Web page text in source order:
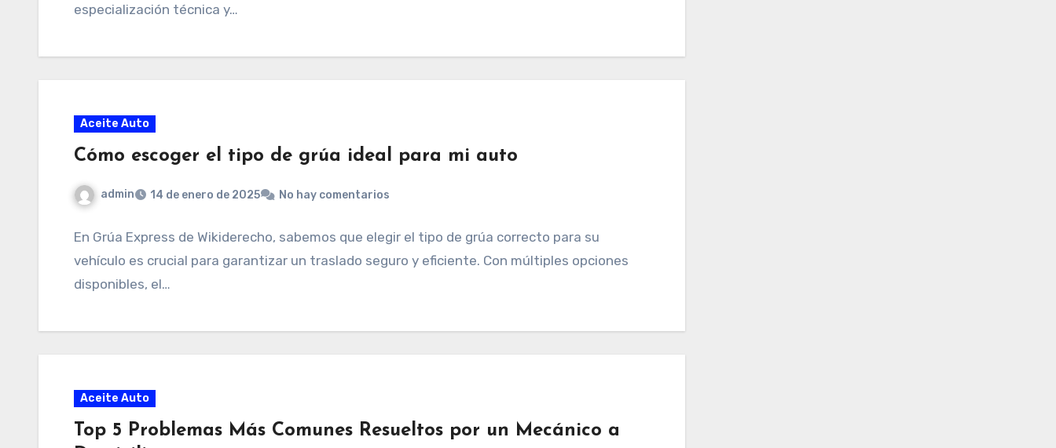
especialización técnica y…
Aceite Auto
Cómo escoger el tipo de grúa ideal para mi auto
admin 14 de enero de 2025 No hay comentarios
En Grúa Express de Wikiderecho, sabemos que elegir el tipo de grúa correcto para su
vehículo es crucial para garantizar un traslado seguro y eficiente. Con múltiples opciones
disponibles, el…
Aceite Auto
Top 5 Problemas Más Comunes Resueltos por un Mecánico a